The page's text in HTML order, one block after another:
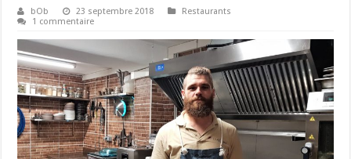
bOb 23 septembre 2018
Restaurants
1 commentaire